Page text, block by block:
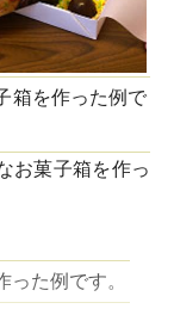
箱を作った例で
お菓子箱を作っ
た例です。